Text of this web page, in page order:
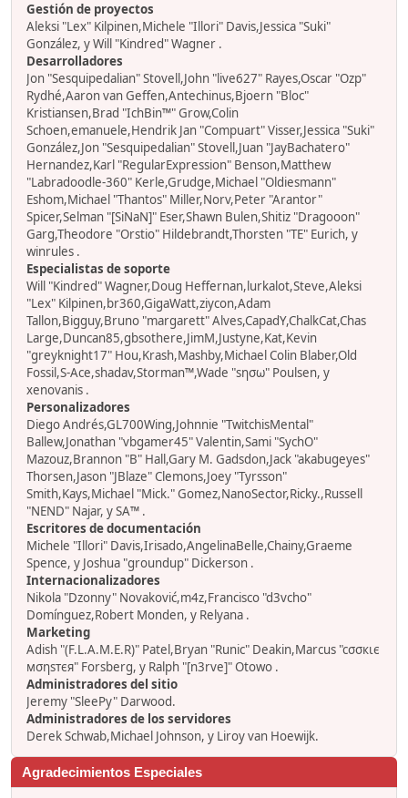
Gestión de proyectos
Aleksi "Lex" Kilpinen,Michele "Illori" Davis,Jessica "Suki"
González, y Will "Kindred" Wagner .
Desarrolladores
Jon "Sesquipedalian" Stovell,John "live627" Rayes,Oscar "Ozp"
Rydhé,Aaron van Geffen,Antechinus,Bjoern "Bloc"
Kristiansen,Brad "IchBin™" Grow,Colin
Schoen,emanuele,Hendrik Jan "Compuart" Visser,Jessica "Suki"
González,Jon "Sesquipedalian" Stovell,Juan "JayBachatero"
Hernandez,Karl "RegularExpression" Benson,Matthew
"Labradoodle-360" Kerle,Grudge,Michael "Oldiesmann"
Eshom,Michael "Thantos" Miller,Norv,Peter "Arantor"
Spicer,Selman "[SiNaN]" Eser,Shawn Bulen,Shitiz "Dragooon"
Garg,Theodore "Orstio" Hildebrandt,Thorsten "TE" Eurich, y
winrules .
Especialistas de soporte
Will "Kindred" Wagner,Doug Heffernan,lurkalot,Steve,Aleksi
"Lex" Kilpinen,br360,GigaWatt,ziycon,Adam
Tallon,Bigguy,Bruno "margarett" Alves,CapadY,ChalkCat,Chas
Large,Duncan85,gbsothere,JimM,Justyne,Kat,Kevin
"greyknight17" Hou,Krash,Mashby,Michael Colin Blaber,Old
Fossil,S-Ace,shadav,Storman™,Wade "sησω" Poulsen, y
xenovanis .
Personalizadores
Diego Andrés,GL700Wing,Johnnie "TwitchisMental"
Ballew,Jonathan "vbgamer45" Valentin,Sami "SychO"
Mazouz,Brannon "B" Hall,Gary M. Gadsdon,Jack "akabugeyes"
Thorsen,Jason "JBlaze" Clemons,Joey "Tyrsson"
Smith,Kays,Michael "Mick." Gomez,NanoSector,Ricky.,Russell
"NEND" Najar, y SA™ .
Escritores de documentación
Michele "Illori" Davis,Irisado,AngelinaBelle,Chainy,Graeme
Spence, y Joshua "groundup" Dickerson .
Internacionalizadores
Nikola "Dzonny" Novaković,m4z,Francisco "d3vcho"
Domínguez,Robert Monden, y Relyana .
Marketing
Adish "(F.L.A.M.E.R)" Patel,Bryan "Runic" Deakin,Marcus "cσσкιє
мσηѕтєя" Forsberg, y Ralph "[n3rve]" Otowo .
Administradores del sitio
Jeremy "SleePy" Darwood.
Administradores de los servidores
Derek Schwab,Michael Johnson, y Liroy van Hoewijk.
Agradecimientos Especiales